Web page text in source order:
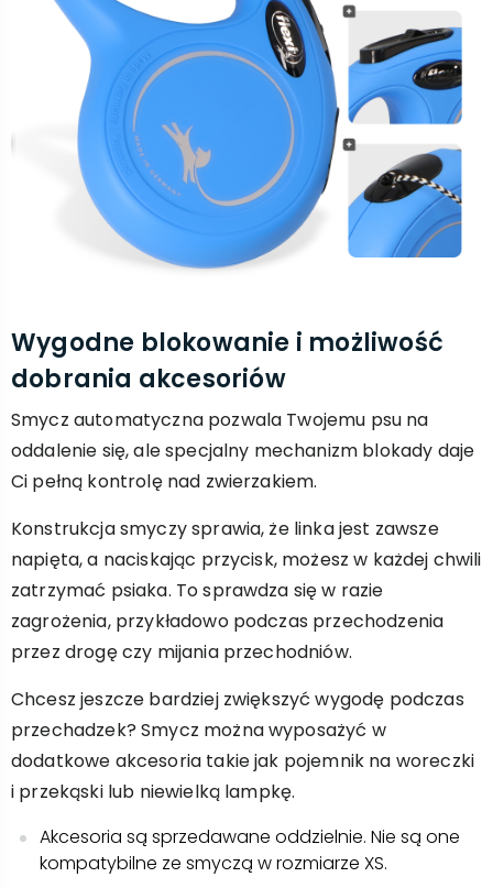
Wygodne blokowanie i możliwość
dobrania akcesoriów
Smycz automatyczna pozwala Twojemu psu na
oddalenie się, ale specjalny mechanizm blokady daje
Ci pełną kontrolę nad zwierzakiem.
Konstrukcja smyczy sprawia, że linka jest zawsze
napięta, a naciskając przycisk, możesz w każdej chwili
zatrzymać psiaka. To sprawdza się w razie
zagrożenia, przykładowo podczas przechodzenia
przez drogę czy mijania przechodniów.
Chcesz jeszcze bardziej zwiększyć wygodę podczas
przechadzek? Smycz można wyposażyć w
dodatkowe akcesoria takie jak pojemnik na woreczki
i przekąski lub niewielką lampkę.
Akcesoria są sprzedawane oddzielnie. Nie są one
kompatybilne ze smyczą w rozmiarze XS.